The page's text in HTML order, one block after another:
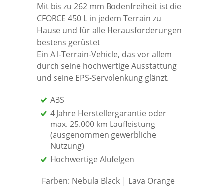
Mit bis zu 262 mm Bodenfreiheit ist die
CFORCE 450 L in jedem Terrain zu
Hause und für alle Herausforderungen
bestens gerüstet
Ein All-Terrain-Vehicle, das vor allem
durch seine hochwertige Ausstattung
und seine EPS-Servolenkung glänzt.
ABS
4 Jahre Herstellergarantie oder
max. 25.000 km Laufleistung
(ausgenommen gewerbliche
Nutzung)
Hochwertige Alufelgen
Farben: Nebula Black | Lava Orange